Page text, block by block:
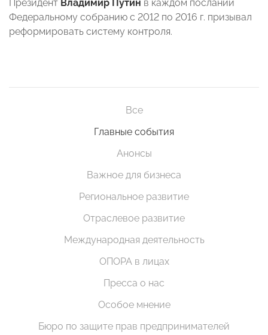
Президент Владимир Путин в каждом послании
Федеральному собранию с 2012 по 2016 г. призывал
реформировать систему контроля.
Все
Главные события
Анонсы
Важное для бизнеса
Региональное развитие
Отраслевое развитие
Международная деятельность
ОПОРА в лицах
Пресса о нас
Особое мнение
Бюро по защите прав предпринимателей